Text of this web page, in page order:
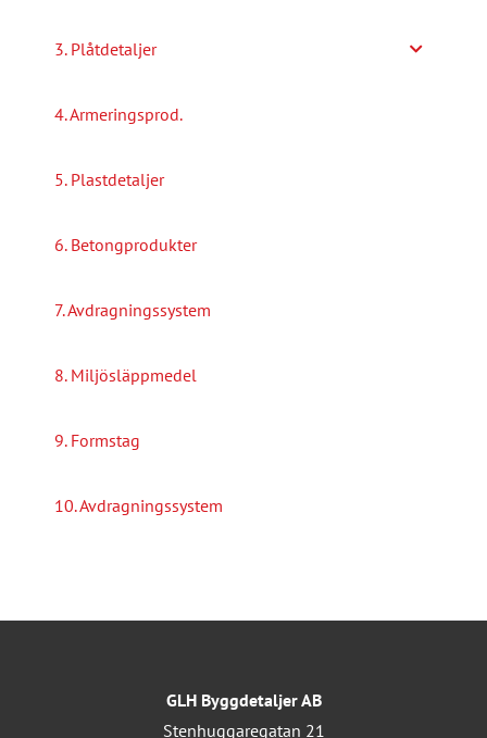
3. Plåtdetaljer
4. Armeringsprod.
5. Plastdetaljer
6. Betongprodukter
7. Avdragningssystem
8. Miljösläppmedel
9. Formstag
10. Avdragningssystem
GLH Byggdetaljer AB
Stenhuggaregatan 21